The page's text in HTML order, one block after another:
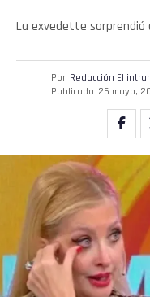
La exvedette sorprendió
Por Redacción El
Publicado 26 mayo,